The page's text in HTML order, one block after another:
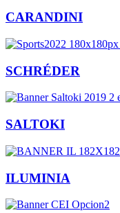
CARANDINI
SCHRÉDER
SALTOKI
ILUMINIA